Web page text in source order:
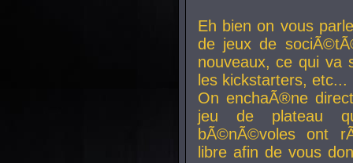
Eh bien on vous
de jeux de
nouveaux, ce qui va
les kickstarters, etc...
On enchaÃ®ne
jeu de plateau
bÃ©nÃ©voles ont
libre afin de vous